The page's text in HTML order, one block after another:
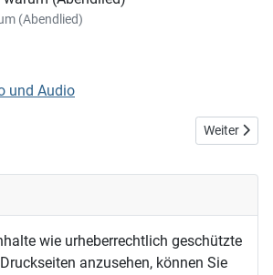
(Abendlied)
und Audio
Nächster
Weiter
wie urheberrechtlich geschützte
anzusehen, können Sie